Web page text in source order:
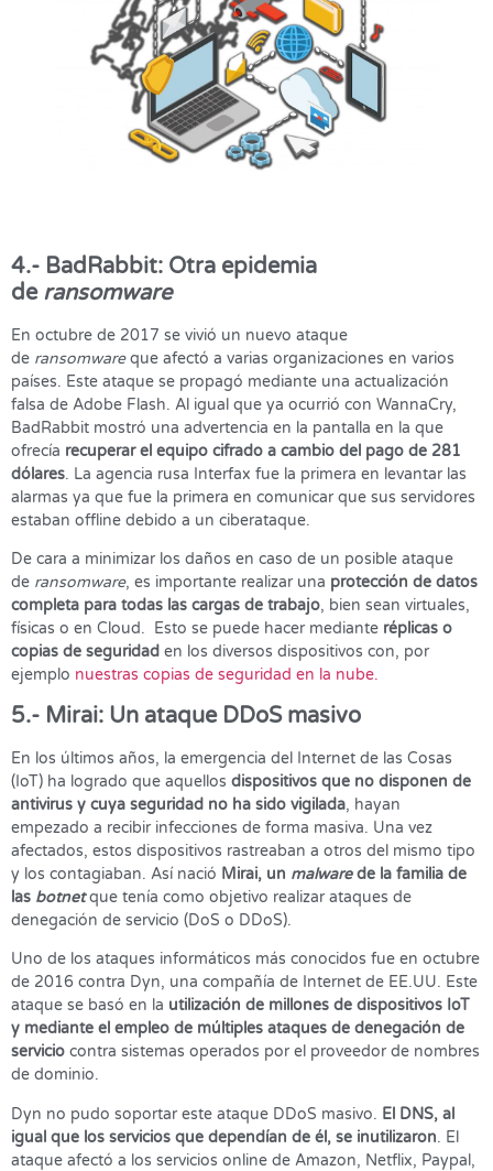
4.- BadRabbit: Otra epidemia
de ransomware
En octubre de 2017 se vivió un nuevo ataque
de ransomwareque afectó a varias organizaciones en varios
países. Este ataque se propagó mediante una actualización
falsa de Adobe Flash. Al igual que ya ocurrió con WannaCry,
BadRabbit mostró una advertencia en la pantalla en la que
ofrecía recuperar el equipo cifrado a cambio del pago de 281
dólares. La agencia rusa Interfax fue la primera en levantar las
alarmas ya que fue la primera en comunicar que sus servidores
estaban offline debido a un ciberataque.
De cara a minimizar los daños en caso de un posible ataque
de ransomware, es importante realizar una protección de datos
completa para todas las cargas de trabajo, bien sean virtuales,
físicas o en Cloud. Esto se puede hacer mediante réplicas o
copias de seguridad en los diversos dispositivos con, por
ejemplo nuestras copias de seguridad en la nube.
5.- Mirai: Un ataque DDoS masivo
En los últimos años, la emergencia del Internet de las Cosas
(IoT) ha logrado que aquellos dispositivos que no disponen de
antivirus y cuya seguridad no ha sido vigilada, hayan
empezado a recibir infecciones de forma masiva. Una vez
afectados, estos dispositivos rastreaban a otros del mismo tipo
y los contagiaban. Así nació Mirai, un malwarede la familia de
las botnet que tenía como objetivo realizar ataques de
denegación de servicio (DoS o DDoS).
Uno de los ataques informáticos más conocidos fue en octubre
de 2016 contra Dyn, una compañía de Internet de EE.UU. Este
ataque se basó en la utilización de millones de dispositivos IoT
y mediante el empleo de múltiples ataques de denegación de
servicio contra sistemas operados por el proveedor de nombres
de dominio.
Dyn no pudo soportar este ataque DDoS masivo. El DNS, al
igual que los servicios que dependían de él, se inutilizaron. El
ataque afectó a los servicios online de Amazon, Netflix, Paypal,